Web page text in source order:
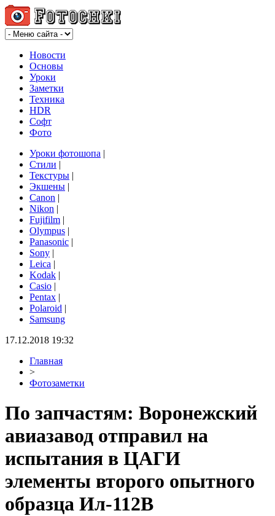
Новости
Основы
Уроки
Заметки
Техника
HDR
Софт
Фото
Уроки фотошопа |
Стили |
Текстуры |
Экшены |
Canon |
Nikon |
Fujifilm |
Olympus |
Panasonic |
Sony |
Leica |
Kodak |
Casio |
Pentax |
Polaroid |
Samsung
17.12.2018 19:32
Главная
>
Фотозаметки
По запчастям: Воронежский
авиазавод отправил на
испытания в ЦАГИ
элементы второго опытного
образца Ил-112В